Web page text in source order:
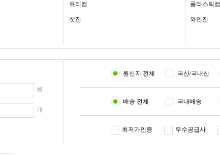
유리컵 플라스틱컵
찻잔 와인잔
원
개
원산지 전체 국산/국내산
배송 전체 국내배송
최저가인증 우수공급사